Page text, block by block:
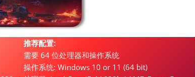
推荐配置:
需要 64 位处理器和操作系统
操作系统: Windows 10 or 11 (64 bit)